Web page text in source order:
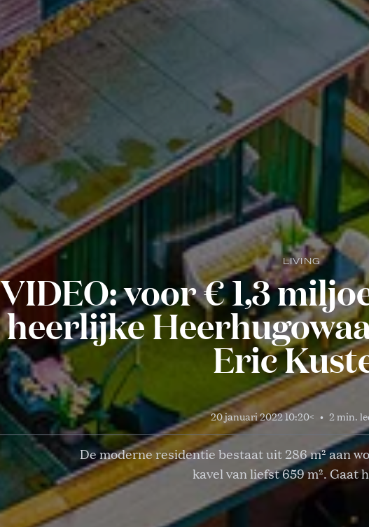
LIVING
VIDEO: voor € 1,3
heerlijke
Eric
20 januari 2022 10:20< • 2 min.
De moderne residentie bestaat uit 286 m² aan
kavel van liefst 659 m². Gaat